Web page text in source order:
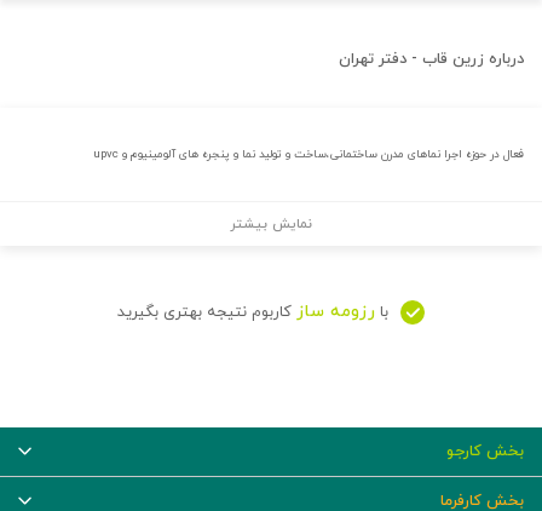
درباره زرین قاب - دفتر تهران
فعال در حوزه اجرا نماهای مدرن ساختمانی،ساخت و تولید نما و پنجره های آلومینیوم و upvc
نمایش بیشتر
با رزومه ساز کاربوم نتیجه بهتری بگیرید
بخش کارجو
بخش کارفرما